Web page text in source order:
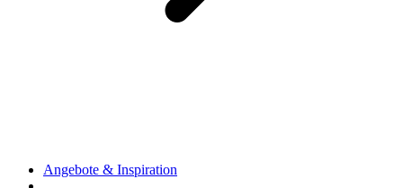
Angebote & Inspiration